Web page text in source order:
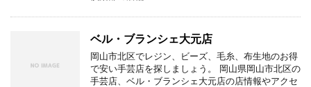
ベル・ブランシェ大元店
岡山市北区でレジン、ビーズ、毛糸、布生地のお得
で安い手芸店を探しましょう。 岡山県岡山市北区の
手芸店、ベル・ブランシェ大元店の店情報やアクセ